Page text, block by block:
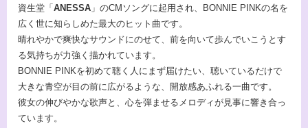
資生堂「 ANESSA 」のCMソングに起用され、BONNIE PINKの名を
広く世に知らしめた最大のヒット曲です。
晴れやかで爽快なサウンドにのせて、前を向いて歩んでいこうとす
る気持ちが力強く描かれています。
BONNIE PINKを初めて聴く人にまず届けたい、聴いているだけで
大きな青空が目の前に広がるような、開放感あふれる一曲です。
彼女の伸びやかな歌声と、心を弾ませるメロディが見事に響き合っ
ています。